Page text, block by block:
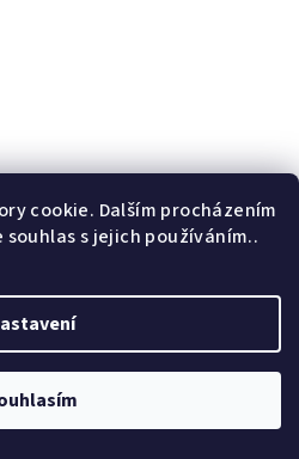
cookie. Dalším procházením
s jejich používáním..